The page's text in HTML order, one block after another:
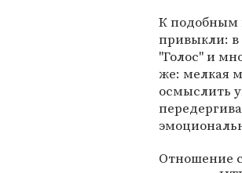
К подобным
привыкли: в
"Голос" и
же: мелкая
осмыслить
Отношение